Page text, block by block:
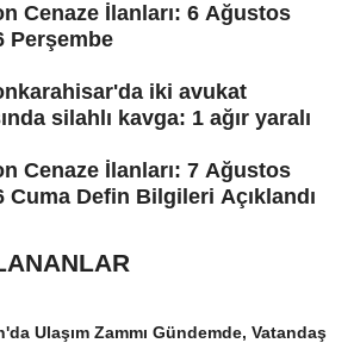
Cenaze İlanları: 6 Ağustos
Perşembe
iki avukat
silahlı kavga: 1 ağır yaralı
Cenaze İlanları: 7 Ağustos
Cuma Defin Bilgileri Açıklandı
Ulaşım Zammı Gündemde, Vatandaş